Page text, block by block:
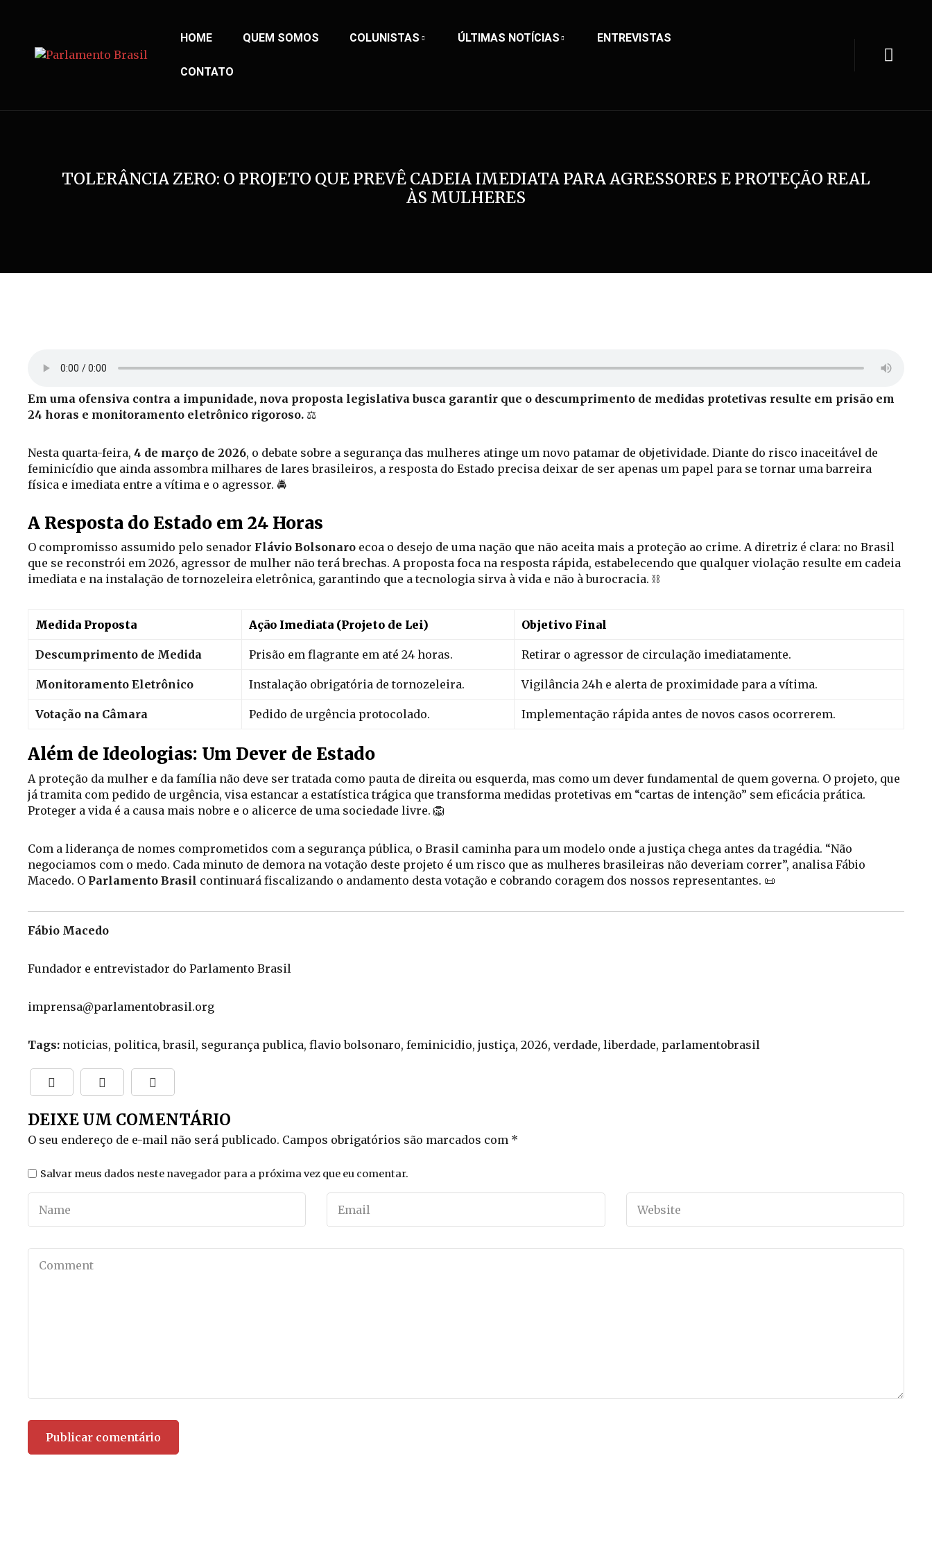
HOME QUEM SOMOS COLUNISTAS ÚLTIMAS NOTÍCIAS ENTREVISTAS
CONTATO
TOLERÂNCIA ZERO: O PROJETO QUE PREVÊ CADEIA IMEDIATA PARA AGRESSORES E PROTEÇÃO REAL
ÀS MULHERES
Em uma ofensiva contra a impunidade, nova proposta legislativa busca garantir que o descumprimento de medidas protetivas resulte em prisão em
24 horas e monitoramento eletrônico rigoroso. ⚖️
Nesta quarta-feira, 4 de março de 2026, o debate sobre a segurança das mulheres atinge um novo patamar de objetividade. Diante do risco inaceitável de
feminicídio que ainda assombra milhares de lares brasileiros, a resposta do Estado precisa deixar de ser apenas um papel para se tornar uma barreira
física e imediata entre a vítima e o agressor. 🚔
A Resposta do Estado em 24 Horas
O compromisso assumido pelo senador Flávio Bolsonaro ecoa o desejo de uma nação que não aceita mais a proteção ao crime. A diretriz é clara: no Brasil
que se reconstrói em 2026, agressor de mulher não terá brechas. A proposta foca na resposta rápida, estabelecendo que qualquer violação resulte em cadeia
imediata e na instalação de tornozeleira eletrônica, garantindo que a tecnologia sirva à vida e não à burocracia. ⛓️
Medida Proposta Ação Imediata (Projeto de Lei) Objetivo Final
Descumprimento de Medida Prisão em flagrante em até 24 horas. Retirar o agressor de circulação imediatamente.
Monitoramento Eletrônico Instalação obrigatória de tornozeleira. Vigilância 24h e alerta de proximidade para a vítima.
Votação na Câmara Pedido de urgência protocolado. Implementação rápida antes de novos casos ocorrerem.
Além de Ideologias: Um Dever de Estado
A proteção da mulher e da família não deve ser tratada como pauta de direita ou esquerda, mas como um dever fundamental de quem governa. O projeto, que
já tramita com pedido de urgência, visa estancar a estatística trágica que transforma medidas protetivas em “cartas de intenção” sem eficácia prática.
Proteger a vida é a causa mais nobre e o alicerce de uma sociedade livre. 🦁
Com a liderança de nomes comprometidos com a segurança pública, o Brasil caminha para um modelo onde a justiça chega antes da tragédia. “Não
negociamos com o medo. Cada minuto de demora na votação deste projeto é um risco que as mulheres brasileiras não deveriam correr”, analisa Fábio
Macedo. O Parlamento Brasil continuará fiscalizando o andamento desta votação e cobrando coragem dos nossos representantes. 📜
Fábio Macedo
Fundador e entrevistador do Parlamento Brasil
imprensa@parlamentobrasil.org
Tags: noticias, politica, brasil, segurança publica, flavio bolsonaro, feminicidio, justiça, 2026, verdade, liberdade, parlamentobrasil
DEIXE UM COMENTÁRIO
O seu endereço de e-mail não será publicado. Campos obrigatórios são marcados com *
Salvar meus dados neste navegador para a próxima vez que eu comentar.